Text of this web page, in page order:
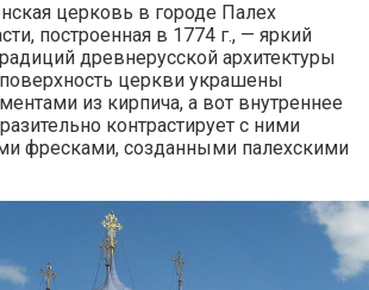
церковь в городе Палех
построенная в 1774 г., — яркий
древнерусской архитектуры
церкви украшены
из кирпича, а вот внутреннее
контрастирует с ними
фресками, созданными палехскими